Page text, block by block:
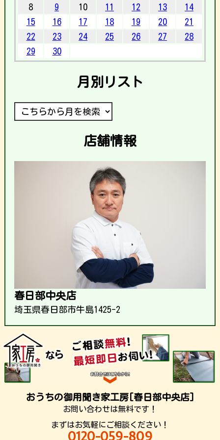
8 9 10 11 12 13
14
15
16 17 18 19 20
21
22
23 24 25 26 27
28
29
30
月別リスト
店舗情報
春日部中央店
埼玉県春日部市牛島1425-2
おうちの御用聞き家工房[春日部中央店]
お問い合わせは無料です！
まずはお気軽にご相談ください！
0120-059-809